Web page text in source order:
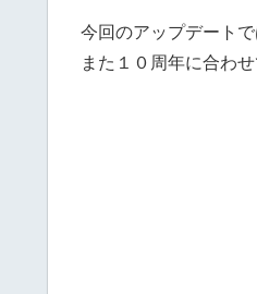
今回のアップデート
また１０周年に合わ